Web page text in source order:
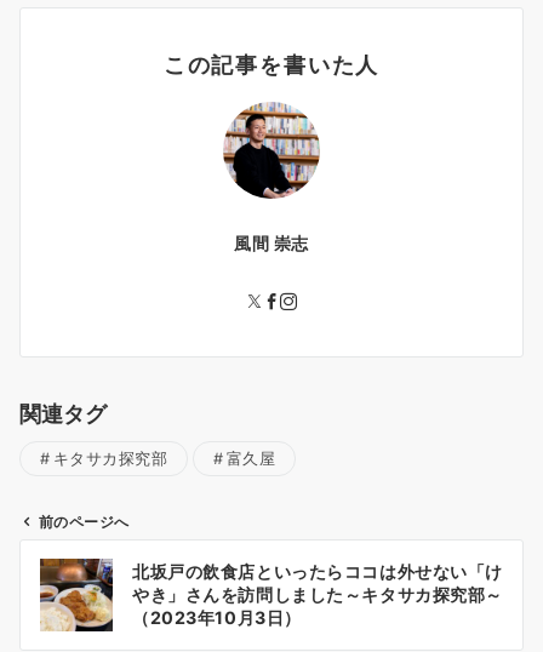
この記事を書いた人
風間 崇志
関連タグ
キタサカ探究部 富久屋
前のページへ
北坂戸の飲食店といったらココは外せない「け
やき」さんを訪問しました～キタサカ探究部～
（2023年10月3日）